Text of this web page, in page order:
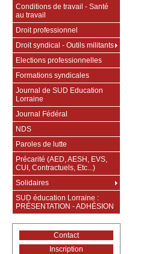
Conditions de travail - Santé
au travail
Droit professionnel
Droit syndical - Outils militants
Elections professionnelles
Formations syndicales
Journal de SUD Education
Lorraine
Journal Fédéral
NDS
Paroles de lutte
Précarité (AED, AESH, EVS,
CUI, Contractuels, Etc...)
Solidaires
SUD éducation Lorraine :
PRÉSENTATION - ADHÉSION
Contact
Inscription